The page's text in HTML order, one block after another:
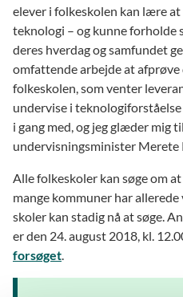
elever i folkeskolen kan lære at
teknologi – og kunne forholde
deres hverdag og samfundet
omfattende arbejde at afprøve
folkeskolen, som venter
undervise i
i gang med, og jeg glæder mig
undervisningsminister Merete
Alle folkeskoler kan søge om
mange kommuner har
skoler kan stadig nå at søge.
er den 24. august 2018, kl.
forsøget